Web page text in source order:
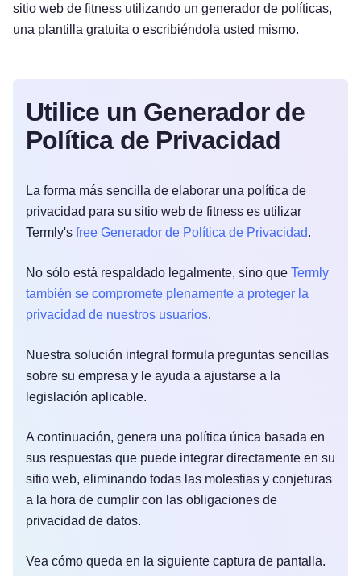
sitio web de fitness utilizando un generador de políticas,
una plantilla gratuita o escribiéndola usted mismo.
Utilice un Generador de
Política de Privacidad
La forma más sencilla de elaborar una política de
privacidad para su sitio web de fitness es utilizar
Termly's free Generador de Política de Privacidad.
No sólo está respaldado legalmente, sino que Termly
también se compromete plenamente a proteger la
privacidad de nuestros usuarios.
Nuestra solución integral formula preguntas sencillas
sobre su empresa y le ayuda a ajustarse a la
legislación aplicable.
A continuación, genera una política única basada en
sus respuestas que puede integrar directamente en su
sitio web, eliminando todas las molestias y conjeturas
a la hora de cumplir con las obligaciones de
privacidad de datos.
Vea cómo queda en la siguiente captura de pantalla.